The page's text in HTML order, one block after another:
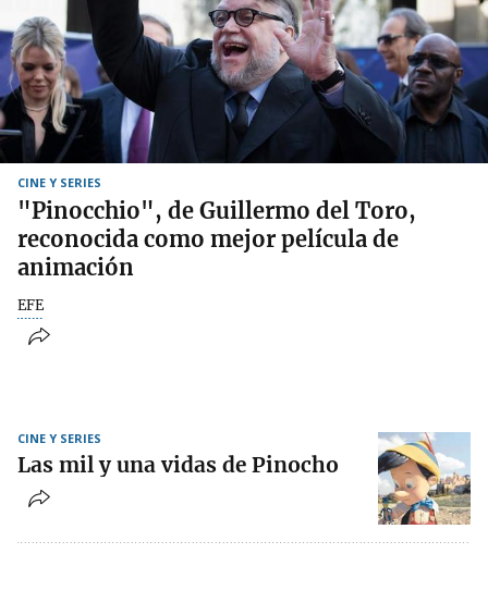
CINE Y SERIES
"Pinocchio", de Guillermo del Toro,
reconocida como mejor película de
animación
EFE
CINE Y SERIES
Las mil y una vidas de Pinocho